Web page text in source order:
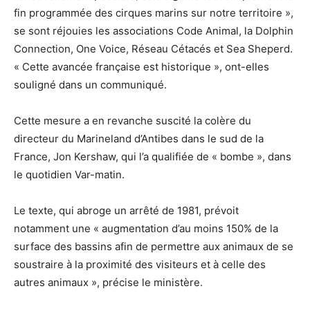
fin programmée des cirques marins sur notre territoire »,
se sont réjouies les associations Code Animal, la Dolphin
Connection, One Voice, Réseau Cétacés et Sea Sheperd.
« Cette avancée française est historique », ont-elles
souligné dans un communiqué.
Cette mesure a en revanche suscité la colère du
directeur du Marineland d’Antibes dans le sud de la
France, Jon Kershaw, qui l’a qualifiée de « bombe », dans
le quotidien Var-matin.
Le texte, qui abroge un arrêté de 1981, prévoit
notamment une « augmentation d’au moins 150% de la
surface des bassins afin de permettre aux animaux de se
soustraire à la proximité des visiteurs et à celle des
autres animaux », précise le ministère.